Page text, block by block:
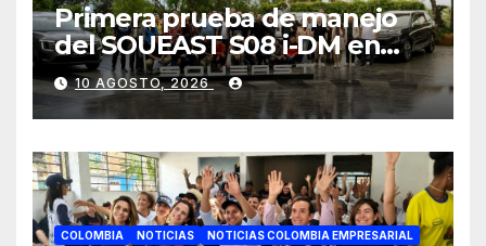
Primera prueba de manejo
del SOUEAST S08 i-DM en
México recibe grandes
elogios por su confort
superior
10 AGOSTO, 2026
COLOMBIA NOTICIAS NOTICIAS COLOMBIA EMPRESARIAL